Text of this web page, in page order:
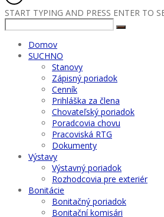
START TYPING AND PRESS ENTER TO
Domov
SUCHNO
Stanovy
Zápisný poriadok
Cenník
Prihláška za člena
Chovateľský poriadok
Poradcovia chovu
Pracoviská RTG
Dokumenty
Výstavy
Výstavný poriadok
Rozhodcovia pre exteriér
Bonitácie
Bonitačný poriadok
Bonitační komisári